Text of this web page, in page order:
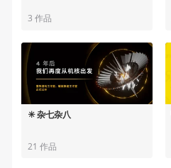
3 作品
✳️ 杂七杂八
21 作品